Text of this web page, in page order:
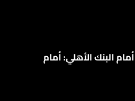
مدينة نصر(HF) : :حي 10 أمام البنك الأهلي: أمام